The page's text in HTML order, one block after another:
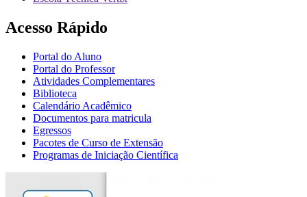
Acesso Rápido
Portal do Aluno
Portal do Professor
Atividades Complementares
Biblioteca
Calendário Acadêmico
Documentos para matricula
Egressos
Pacotes de Curso de Extensão
Programas de Iniciação Científica